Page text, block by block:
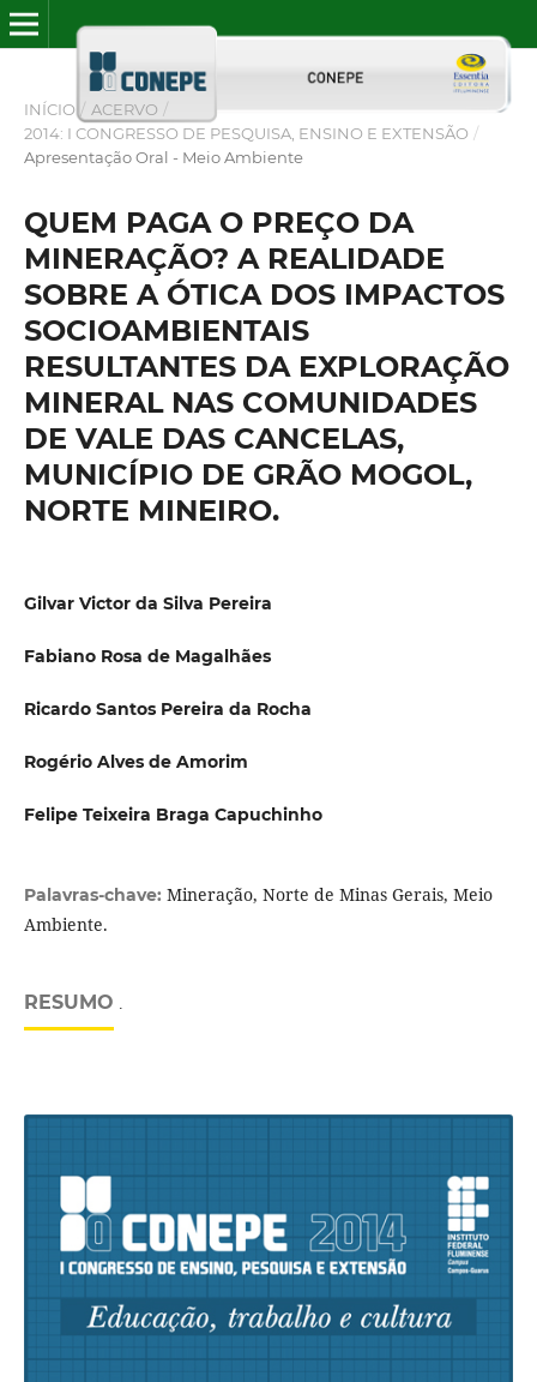
INÍCIO / ACERVO /
2014: I CONGRESSO DE PESQUISA, ENSINO E EXTENSÃO /
Apresentação Oral - Meio Ambiente
QUEM PAGA O PREÇO DA
MINERAÇÃO? A REALIDADE
SOBRE A ÓTICA DOS IMPACTOS
SOCIOAMBIENTAIS
RESULTANTES DA EXPLORAÇÃO
MINERAL NAS COMUNIDADES
DE VALE DAS CANCELAS,
MUNICÍPIO DE GRÃO MOGOL,
NORTE MINEIRO.
Gilvar Victor da Silva Pereira
Fabiano Rosa de Magalhães
Ricardo Santos Pereira da Rocha
Rogério Alves de Amorim
Felipe Teixeira Braga Capuchinho
Palavras-chave: Mineração, Norte de Minas Gerais, Meio
Ambiente.
RESUMO .